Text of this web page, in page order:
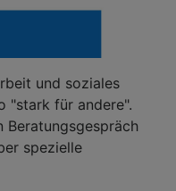
und soziales
"stark für andere".
Beratungsgespräch
spezielle